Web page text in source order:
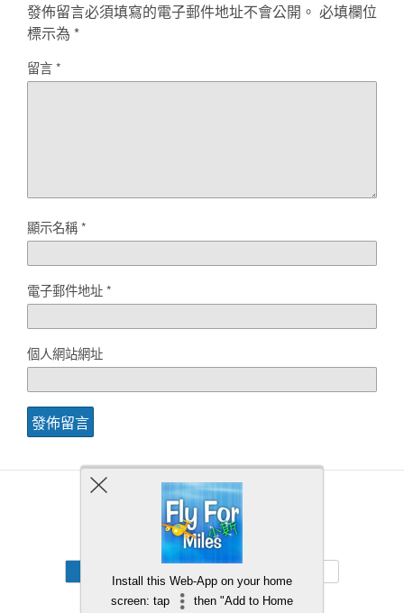
發佈留言必須填寫的電子郵件地址不會公開。 必填欄位
標示為 *
留言*
顯示名稱*
電子郵件地址*
個人網站網址
Back to top
Install this Web-App on your home
screen: tap
then "Add to Home